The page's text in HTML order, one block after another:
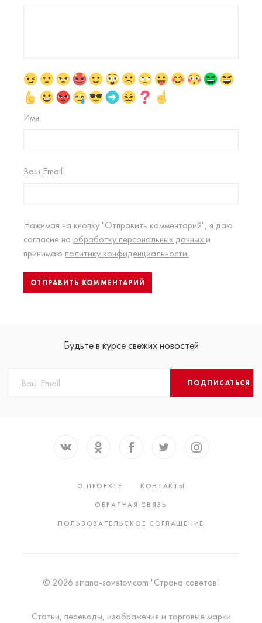
Имя
Ваш Email
Нажимая на кнопку "Отправить комментарий", я даю
согласие на обработку персональных данных и
принимаю политику конфиденциальности.
Будьте в курсе свежих новостей
ПОДПИСАТЬСЯ
О ПРОЕКТЕ
КОНТАКТЫ
ОБРАТНАЯ СВЯЗЬ
ПОЛЬЗОВАТЕЛЬСКОЕ СОГЛАШЕНИЕ
© 2026 strana-sovetov.com "Страна советов"
Статьи, переводы, изображения и торговые марки